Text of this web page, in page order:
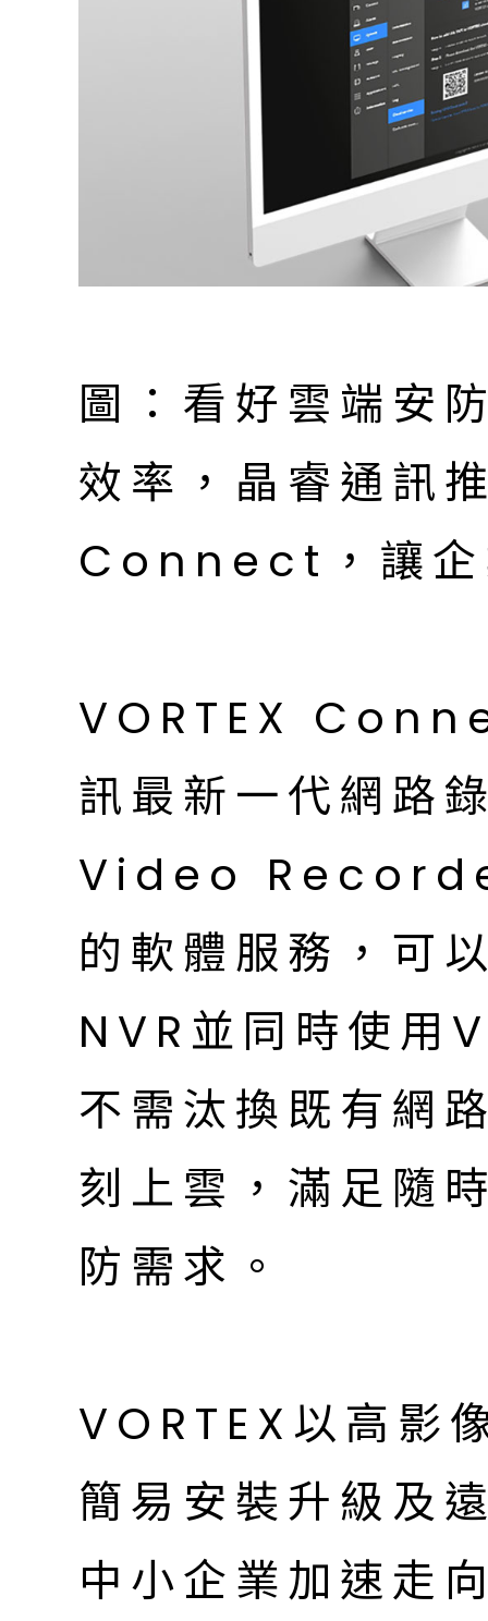
圖：看好雲端安
效率，晶睿通訊
Connect，讓企
VORTEX
訊最新一代網
Video
的軟體服務，可
NVR並同時使用
不需汰換既有網
刻上雲，滿足隨
防需求。
VORTEX以高影
簡易安裝升級及
中小企業加速走